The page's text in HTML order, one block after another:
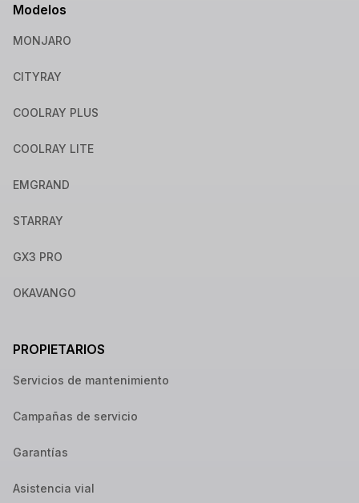
Modelos
MONJARO
CITYRAY
COOLRAY PLUS
COOLRAY LITE
EMGRAND
STARRAY
GX3 PRO
OKAVANGO
PROPIETARIOS
Servicios de mantenimiento
Campañas de servicio
Garantías
Asistencia vial